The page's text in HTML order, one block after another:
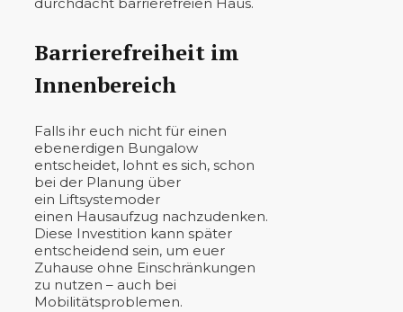
durchdacht barrierefreien Haus.
Barrierefreiheit im
Innenbereich
Falls ihr euch nicht für einen
ebenerdigen Bungalow
entscheidet, lohnt es sich, schon
bei der Planung über
ein Liftsystemoder
einen Hausaufzug nachzudenken.
Diese Investition kann später
entscheidend sein, um euer
Zuhause ohne Einschränkungen
zu nutzen – auch bei
Mobilitätsproblemen.